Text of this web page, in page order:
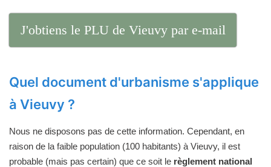
J'obtiens le PLU de Vieuvy par e-mail
Quel document d'urbanisme s'applique
à Vieuvy ?
Nous ne disposons pas de cette information. Cependant, en
raison de la faible population (100 habitants) à Vieuvy, il est
probable (mais pas certain) que ce soit le règlement national